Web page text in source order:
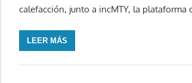
calefacción, junto a incMTY, la
LEER MÁS